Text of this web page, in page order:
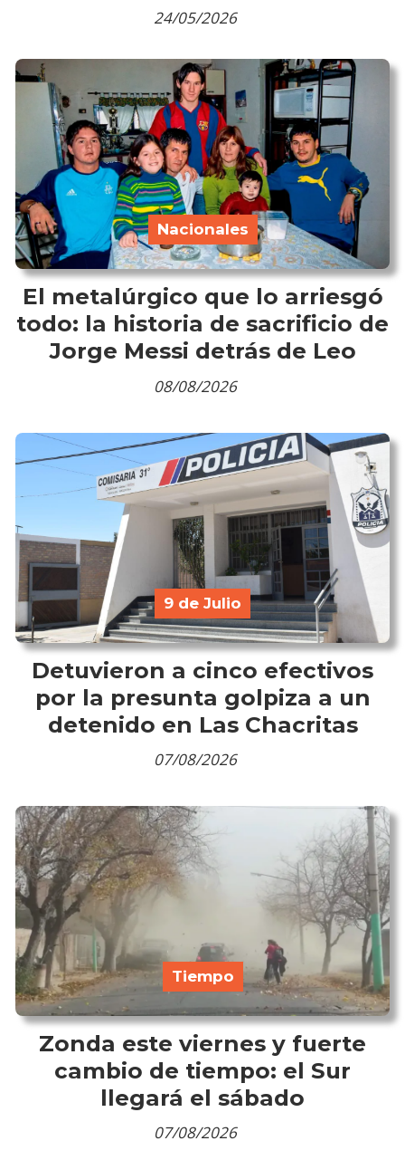
24/05/2026
El metalúrgico que lo arriesgó
todo: la historia de sacrificio de
Jorge Messi detrás de Leo
Nacionales
08/08/2026
Detuvieron a cinco efectivos
por la presunta golpiza a un
detenido en Las Chacritas
9 de Julio
07/08/2026
Zonda este viernes y fuerte
cambio de tiempo: el Sur
llegará el sábado
Tiempo
07/08/2026